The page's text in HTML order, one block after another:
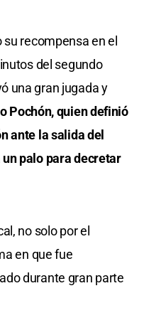
recompensa en el
del segundo
una gran jugada y
Pochón, quien definió
ante la salida del
palo para decretar
no solo por el
en que fue
durante gran parte